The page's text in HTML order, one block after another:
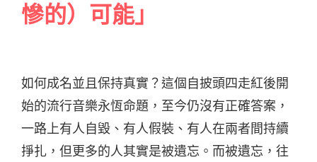
慘的）可能」
如何成名並且保持真實？這個自披頭四走紅後開
始的流行音樂永恆命題，至今仍沒有正確答案，
一路上有人自毀、有人假裝、有人在兩者間持續
掙扎，但更多的人其實是被遺忘。而被遺忘，往